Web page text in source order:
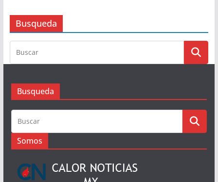
Busqueda
Busqueda
Somos